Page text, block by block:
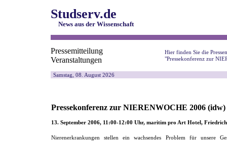
Studserv.de
News aus der Wissenschaft
Pressemitteilung
Veranstaltungen
Hier finden Sie die
"Pressekonferenz zur
Samstag, 08. August 2026
Pressekonferenz zur NIERENWOCHE 2006 (idw)
13. September 2006, 11:00-12:00 Uhr, maritim pro Art Hotel,
Nierenerkrankungen stellen ein wachsendes Problem für unsere